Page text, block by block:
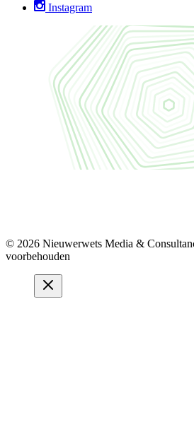
Instagram
© 2026 Nieuwerwets Media &
voorbehouden